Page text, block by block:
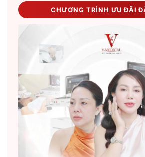
CHƯƠNG TRÌNH ƯU ĐÃI